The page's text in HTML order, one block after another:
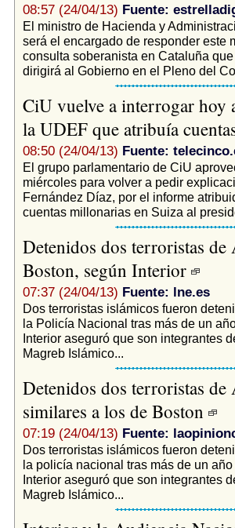
08:57 (24/04/13) Fuente:
El ministro de Hacienda y
será el encargado de responder este
consulta soberanista en Cataluña
dirigirá al Gobierno en el Pleno del
CiU vuelve a interrogar
la UDEF que atribuía
08:50 (24/04/13) Fuente:
El grupo parlamentario de CiU
miércoles para volver a pedir
Fernández Díaz, por el informe
cuentas millonarias en Suiza al
Detenidos dos terroristas
Boston, según Interior
07:37 (24/04/13) Fuente: lne.es
Dos terroristas islámicos fueron
la Policía Nacional tras más de un
Interior aseguró que son integrantes
Magreb Islámico...
Detenidos dos terroristas
similares a los de Boston
07:19 (24/04/13) Fuente:
Dos terroristas islámicos fueron
la policía nacional tras más de un
Interior aseguró que son integrantes
Magreb Islámico...